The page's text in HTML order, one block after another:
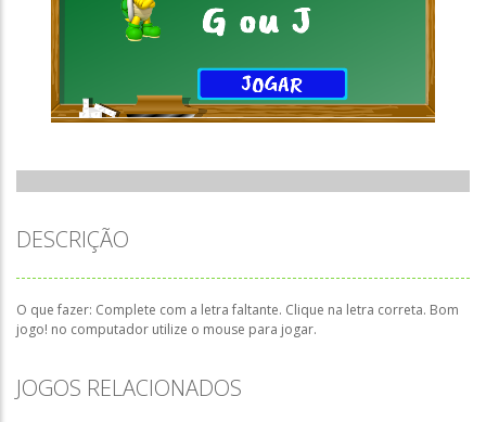
DESCRIÇÃO
O que fazer: Complete com a letra faltante. Clique na letra correta. Bom
jogo! no computador utilize o mouse para jogar.
JOGOS RELACIONADOS